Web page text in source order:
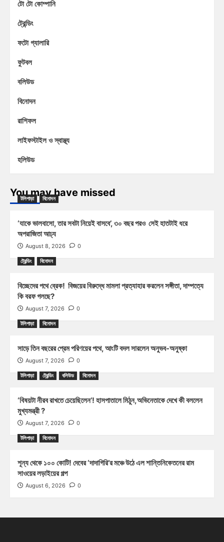
টো টো কোম্পানি
ট্রেন্ডিং
ফটো গ্যালারি
ফুটবল
বলিউড
বিনোদন
রাশিফল
লাইফস্টাইল ও স্বাস্থ্য
হলিউড
You may have missed
টলিপাড়া বিনোদন
‘যাকে ভালবাসো, তার সবটা নিয়েই বাসবে’, ৩০ বছর পরও সেই হাতটাই ধরে
অপরাজিতা আঢ্য
August 8, 2026 0
ট্রেন্ডিং বিনোদন
বিচ্ছেদের পথে ব্রেক! বিজয়ের বিরুদ্ধে মামলা প্রত্যাহার করলেন সঙ্গীতা, দাম্পত্যে
কি বরফ গলছে?
August 7, 2026 0
টলিপাড়া বিনোদন
সাড়ে তিন বছরের প্রেম পরিণয়ের পথে, আংটি বদল সারলেন অনুভব-অনুষ্কা
August 7, 2026 0
টলিপাড়া ট্রেন্ডিং বলিউড বিনোদন
‘বিষয়টা নীরব রাখতে চেয়েছিলেন’! হাসপাতালে মিঠুন,অভিনেতাকে দেখে কী বললেন
মুখ্যমন্ত্রী ?
August 7, 2026 0
টলিপাড়া বিনোদন
শূন্য থেকে ১০০ কোটি! দেবের ‘দাদাগিরি’র মঞ্চে উঠে এল শান্তিনিকেতনের রাম
সাওয়ের লড়াইয়ের গল্প
August 6, 2026 0